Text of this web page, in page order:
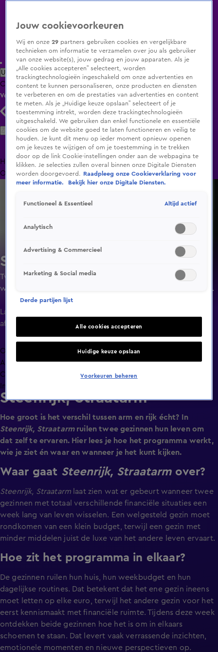
Uitzending Gemist Populaire programma's Zenders Genres
ClipsFilmsRadioSmart TV inlogShop
Volg KIJK
Zoeken
HomeUitzending Gemist Programma's De Bondgenoten
OranjezomerLivestreamsShop
Steenrijk, Straatarm
Twee families met een volledig tegengesteld
welstandniveau ruilen een week lang van huis, budget en
dagelijks leven. Maakt geld werkelijk gelukkig?
Laatste
aflevering
Overzicht
Afleveringen
Clips
Info
Steenrijk, Straatarm
Hoe groot is het verschil tussen arm en rijk écht? In
Steenrijk, Straatarmruilen twee gezinnen hun leven om
dat zelf te ervaren. Hier lees je hoe het programma werkt,
wie je ziet én waar en wanneer je het kunt kijken.
Waar gaat Steenrijk, Straatarmover?
Steenrijk, Straatarm laat zien wat er gebeurt wanneer twee
gezinnen met totaal verschillende financiële situaties een
week lang van leven wisselen. Een welgesteld gezin moet
rondkomen van een klein budget, terwijl een gezin met
minder middelen juist de luxe van het andere leven ervaart.
Hoe zit het programma in elkaar?
De gezinnen ruilen hun huis, hun weekbudget en hun
dagelijkse routines. Dat betekent dat het ene gezin ineens
moet letten op elke euro, terwijl het andere gezin voor het
eerst kennismaakt met financiële ruimte. Tijdens deze week
ontdekken beide gezinnen hoe het is om in elkaars
schoenen te staan. Dat levert vaak verrassende inzichten,
emotionele momenten en nieuwe perspectieven op.
Jouw cookievoorkeuren
Wij en onze29 partners gebruiken cookies en vergelijkbare
technieken om informatie te verzamelen over jou als gebruiker
van onze website(s), jouw gedrag en jouw apparaten. Als je
„Alle cookies accepteren” selecteert, worden
trackingtechnologieën ingeschakeld om onze advertenties en
content te kunnen personaliseren, onze producten en diensten
te verbeteren en om de prestaties van advertenties en content
te meten. Als je „Huidige keuze opslaan” selecteert of je
toestemming intrekt, worden deze trackingtechnologieën
uitgeschakeld. We gebruiken dan enkel functionele en essentiële
cookies om de website goed te laten functioneren en veilig te
houden. Je kunt dit menu op ieder moment opnieuw openen
om je keuzes te wijzigen of om je toestemming in te trekken
door op de link Cookie-instellingen onder aan de webpagina te
klikken. Je selecties zullen overal binnen onze Digitale Diensten
worden doorgevoerd.
Raadpleeg onze Cookieverklaring voor
meer informatie.
Bekijk hier onze Digitale Diensten.
Functioneel & Essentieel Altijd actief
Analytisch
Advertising & Commercieel
Marketing & Social media
Derde partijen lijst
Alle cookies accepteren
Huidige keuze opslaan
Voorkeuren beheren